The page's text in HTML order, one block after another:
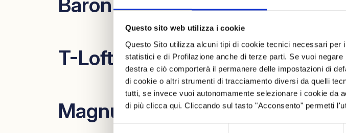
Questo sito web utilizza i cookie
Questo Sito utilizza alcuni tipi di cookie tecnici necessari
statistici e di Profilazione anche di terze parti. Se vuoi
destra e ciò comporterà il permanere delle impostazioni di
di cookie o altri strumenti di tracciamento diversi da quelli
tutti, se invece vuoi autonomamente selezionare i cookie da
di più clicca qui. Cliccando sul tasto "Acconsento" permetti
T-Loft 582
Magnum 582